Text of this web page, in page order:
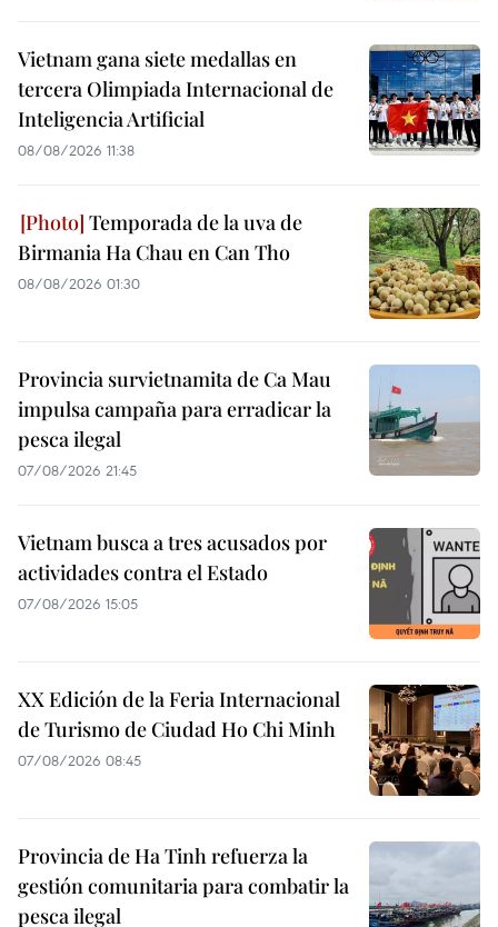
Vietnam gana siete medallas en
tercera Olimpiada Internacional de
Inteligencia Artificial
08/08/2026 11:38
Temporada de la uva de
Birmania Ha Chau en Can Tho
08/08/2026 01:30
Provincia survietnamita de Ca Mau
impulsa campaña para erradicar la
pesca ilegal
07/08/2026 21:45
Vietnam busca a tres acusados por
actividades contra el Estado
07/08/2026 15:05
XX Edición de la Feria Internacional
de Turismo de Ciudad Ho Chi Minh
07/08/2026 08:45
Provincia de Ha Tinh refuerza la
gestión comunitaria para combatir la
pesca ilegal